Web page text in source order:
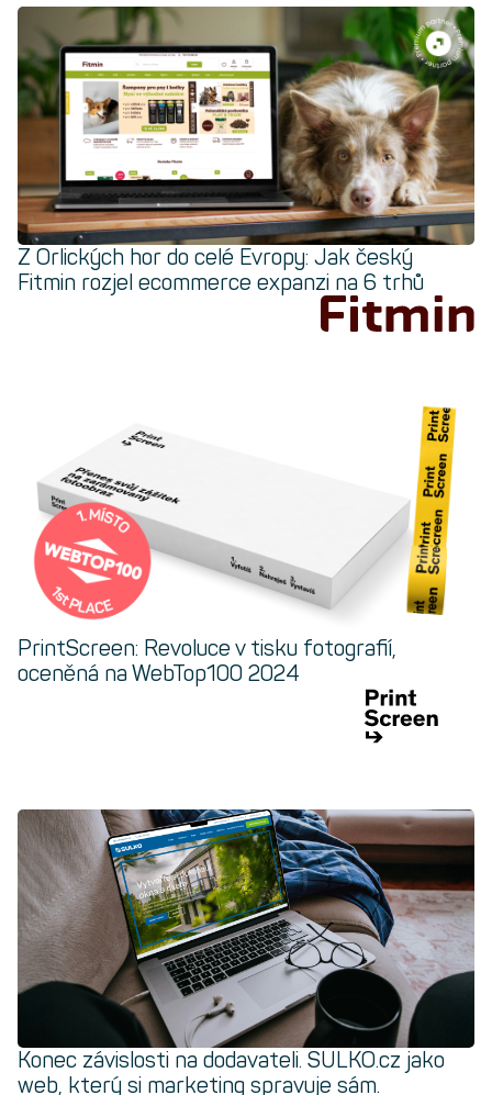
Z Orlických hor do celé Evropy: Jak český
Fitmin rozjel ecommerce expanzi na 6 trhů
PrintScreen: Revoluce v tisku fotografií,
oceněná na WebTop100 2024
Konec závislosti na dodavateli. SULKO.cz jako
web, který si marketing spravuje sám.